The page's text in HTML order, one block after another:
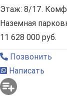
Этаж: 8/17.
Наземная
11 628 000 руб.
Позвонить
Написать